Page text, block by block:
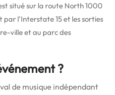
situé sur la route North 1000
par l'Interstate 15 et les sorties
ville et au parc des
?
de musique indépendant